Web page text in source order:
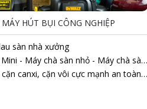
MÁY HÚT BỤI CÔNG NGHIỆP
sàn nhà xưởng
- Máy chà sàn nhỏ - Máy chà sàn
canxi, cặn vôi cực mạnh an toàn